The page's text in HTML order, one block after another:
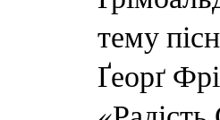
тему
Ґеорґ